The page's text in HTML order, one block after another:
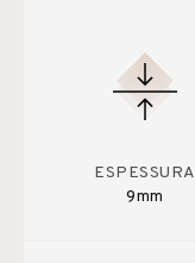
ESPESSURA
9mm